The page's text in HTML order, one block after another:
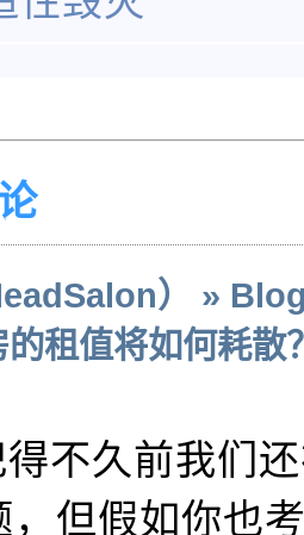
） »
租值将如何耗散
不久前我们
，但假如你也